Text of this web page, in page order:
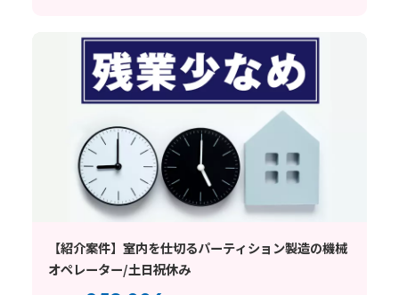
【紹介案件】室内を仕切るパーティション製造の機械
オペレーター/土日祝休み